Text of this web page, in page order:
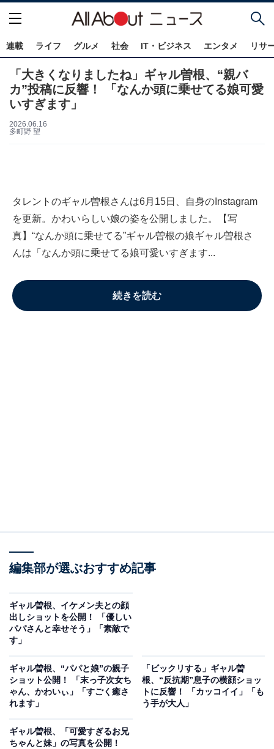
連載 ライフ グルメ 社会 IT・ビジネス エンタメ リサ
「大きくなりましたね」ギャル曽根、“親バ
カ”投稿に反響！ 「なんか頭に乗せてる娘可愛
いすぎます」
2026.06.16
多町野 望
タレントのギャル曽根さんは6月15日、自身のInstagram
を更新。かわいらしい娘の姿を公開しました。【写
真】“なんか頭に乗せてる”ギャル曽根の娘ギャル曽根さ
んは「なんか頭に乗せてる娘可愛いすぎます...
続きを読む
編集部が選ぶおすすめ記事
ギャル曽根、イケメン夫との顔
出しショットを公開！ 「優しい
パパさんと幸せそう」「素敵で
す」
ギャル曽根、“パパと娘”の親子
ショット公開！ 「末っ子次女ち
ゃん、かわいぃ」「すごく癒さ
れます」
「ビックリする」ギャル曽
根、“反抗期”息子の横顔ショッ
トに反響！ 「カッコイイ」「も
う手が大人」
ギャル曽根、「可愛すぎるお兄
ちゃんと妹」の写真を公開！